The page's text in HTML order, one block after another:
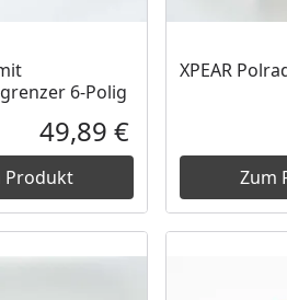
6-Polig
Aktueller Preis
49,89 €
Produkt
XPEAR
Zum